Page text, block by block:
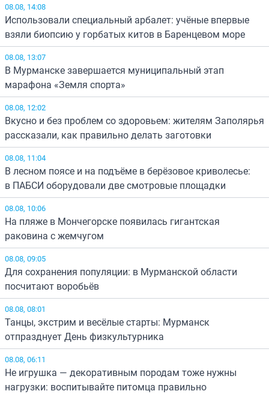
08.08, 14:08
Использовали специальный арбалет: учёные впервые
взяли биопсию у горбатых китов в Баренцевом море
08.08, 13:07
В Мурманске завершается муниципальный этап
марафона «Земля спорта»
08.08, 12:02
Вкусно и без проблем со здоровьем: жителям Заполярья
рассказали, как правильно делать заготовки
08.08, 11:04
В лесном поясе и на подъёме в берёзовое криволесье:
в ПАБСИ оборудовали две смотровые площадки
08.08, 10:06
На пляже в Мончегорске появилась гигантская
раковина с жемчугом
08.08, 09:05
Для сохранения популяции: в Мурманской области
посчитают воробьёв
08.08, 08:01
Танцы, экстрим и весёлые старты: Мурманск
отпразднует День физкультурника
08.08, 06:11
Не игрушка — декоративным породам тоже нужны
нагрузки: воспитывайте питомца правильно